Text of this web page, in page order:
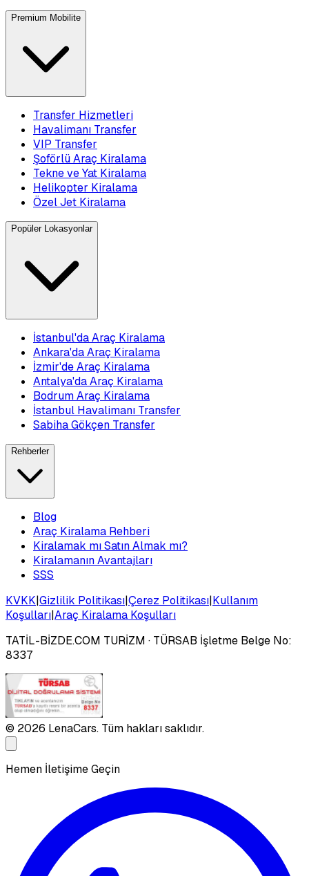
Premium Mobilite
Transfer Hizmetleri
Havalimanı Transfer
VIP Transfer
Şoförlü Araç Kiralama
Tekne ve Yat Kiralama
Helikopter Kiralama
Özel Jet Kiralama
Popüler Lokasyonlar
İstanbul'da Araç Kiralama
Ankara'da Araç Kiralama
İzmir'de Araç Kiralama
Antalya'da Araç Kiralama
Bodrum Araç Kiralama
İstanbul Havalimanı Transfer
Sabiha Gökçen Transfer
Rehberler
Blog
Araç Kiralama Rehberi
Kiralamak mı Satın Almak mı?
Kiralamanın Avantajları
SSS
KVKK|Gizlilik Politikası|Çerez Politikası|Kullanım
Koşulları|Araç Kiralama Koşulları
TATİL-BİZDE.COM TURİZM · TÜRSAB İşletme Belge No:
8337
© 2026 LenaCars. Tüm hakları saklıdır.
Hemen İletişime Geçin